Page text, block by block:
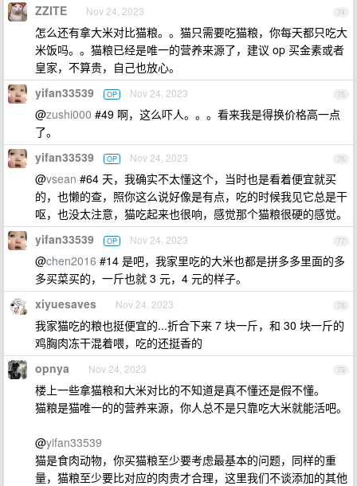
74
ZZITE Nov 24, 2023
怎么还有拿大米对比猫粮。。猫只需要吃猫粮，你每天都只吃大
米饭吗。。猫粮已经是唯一的营养来源了，建议 op 买金素或者
皇家，不算贵，自己也放心。
75
yifan33539 OP Nov 24, 2023
@zushi000 #49 啊，这么吓人。。。看来我是得换价格高一点
了。
76
yifan33539 OP Nov 24, 2023
@vsean #64 天，我确实不太懂这个，当时也是看着便宜就买
的，也懒的查，照你这么说好像是有点，吃的时候我见它总是干
呕，也没太注意，猫吃起来也很响，感觉那个猫粮很硬的感觉。
77
yifan33539 OP Nov 24, 2023
@chen2016 #14 是吧，我家里吃的大米也都是拼多多里面的多
多买菜买的，一斤也就 3 元，4 元的样子。
78
xiyuesaves Nov 24, 2023
我家猫吃的粮也挺便宜的...折合下来 7 块一斤，和 30 块一斤的
鸡胸肉冻干混着喂，吃的还挺香的
79
opnya Nov 24, 2023
楼上一些拿猫粮和大米对比的不知道是真不懂还是假不懂。
猫粮是猫唯一的的营养来源，你人总不是只靠吃大米就能活吧。
@yifan33539
猫是食肉动物，你买猫粮至少要考虑最基本的问题，同样的重
量，猫粮至少要比对应的肉贵才合理，这里我们不谈添加的其他